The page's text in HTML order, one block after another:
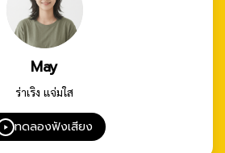
May
ร่าเริง แจ่มใส
ทดลองฟังเสียง